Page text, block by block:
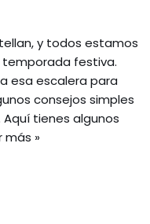
y todos estamos
temporada festiva.
esa escalera para
consejos simples
tienes algunos
más »